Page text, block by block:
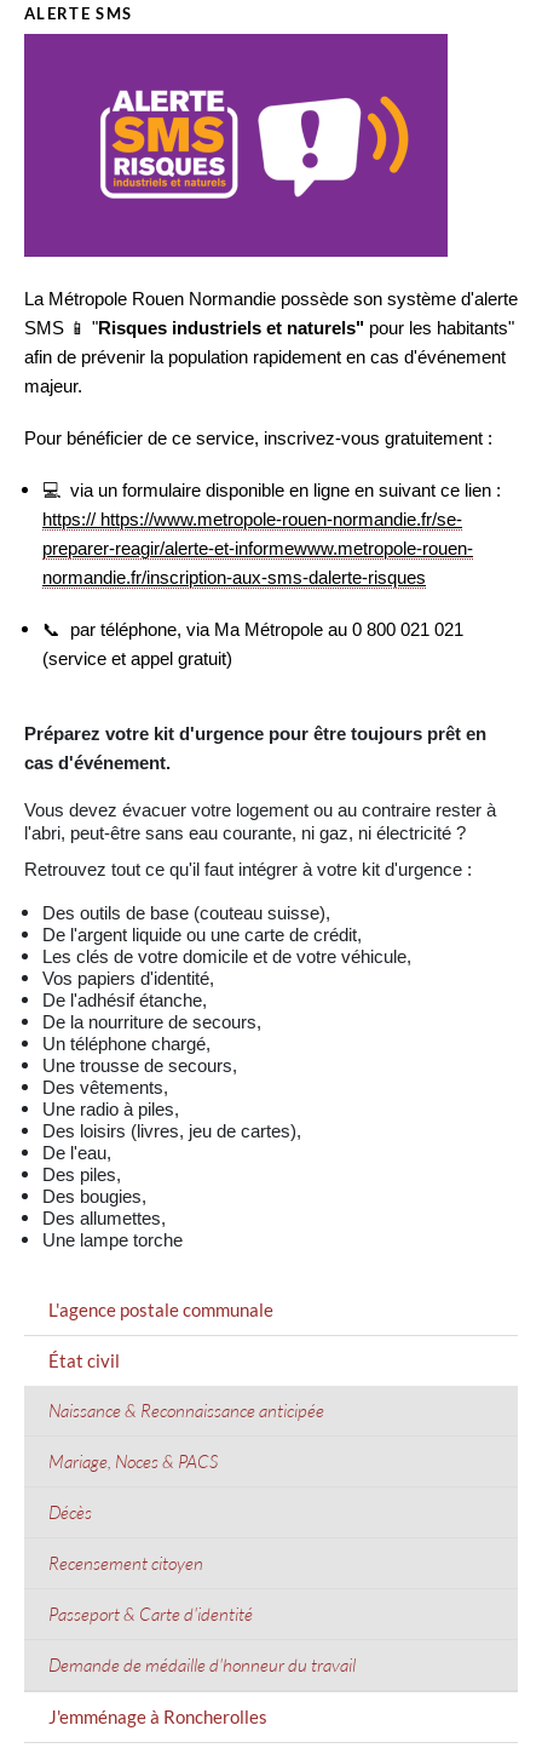
ALERTE SMS
La Métropole Rouen Normandie possède son système d'alerte
SMS 📱 "Risques industriels et naturels" pour les habitants"
afin de prévenir la population rapidement en cas d'événement
majeur.
Pour bénéficier de ce service, inscrivez-vous gratuitement :
💻
via un formulaire disponible en ligne en suivant ce lien :
https:// https://www.metropole-rouen-normandie.fr/se-
preparer-reagir/alerte-et-informewww.metropole-rouen-
normandie.fr/inscription-aux-sms-dalerte-risques
📞
par téléphone, via Ma Métropole au 0 800 021 021
(service et appel gratuit)
Préparez votre kit d'urgence pour être toujours prêt en
cas d'événement.
Vous devez évacuer votre logement ou au contraire rester à
l'abri, peut-être sans eau courante, ni gaz, ni électricité ?
Retrouvez tout ce qu'il faut intégrer à votre kit d'urgence :
Des outils de base (couteau suisse),
De l'argent liquide ou une carte de crédit,
Les clés de votre domicile et de votre véhicule,
Vos papiers d'identité,
De l'adhésif étanche,
De la nourriture de secours,
Un téléphone chargé,
Une trousse de secours,
Des vêtements,
Une radio à piles,
Des loisirs (livres, jeu de cartes),
De l'eau,
Des piles,
Des bougies,
Des allumettes,
Une lampe torche
MENU
GAUCHE
L'agence postale communale
État civil
Naissance & Reconnaissance anticipée
Mariage, Noces & PACS
Décès
Recensement citoyen
Passeport & Carte d'identité
Demande de médaille d'honneur du travail
J'emménage à Roncherolles